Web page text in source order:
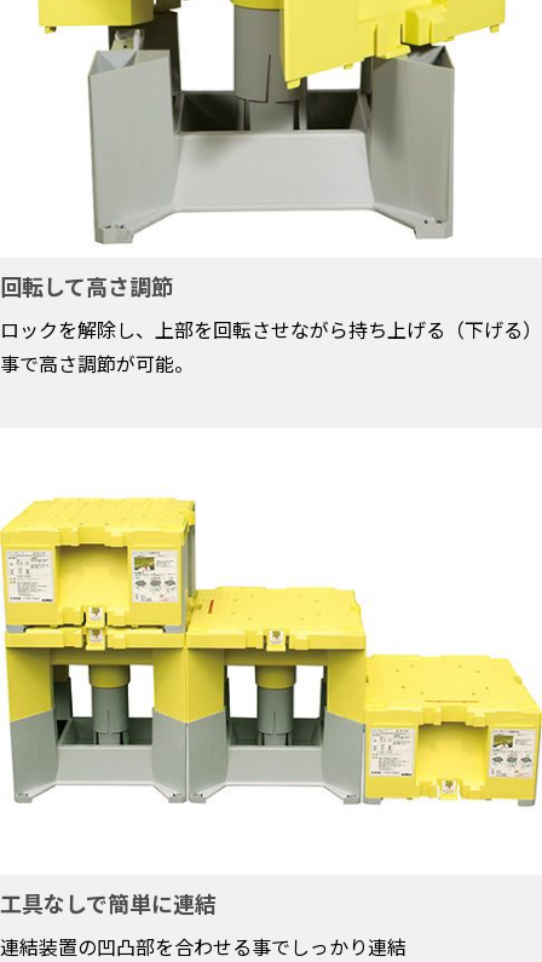
回転して高さ調節
ロックを解除し、上部を回転させながら持ち上げる（下げる）
事で高さ調節が可能。
工具なしで簡単に連結
連結装置の凹凸部を合わせる事でしっかり連結